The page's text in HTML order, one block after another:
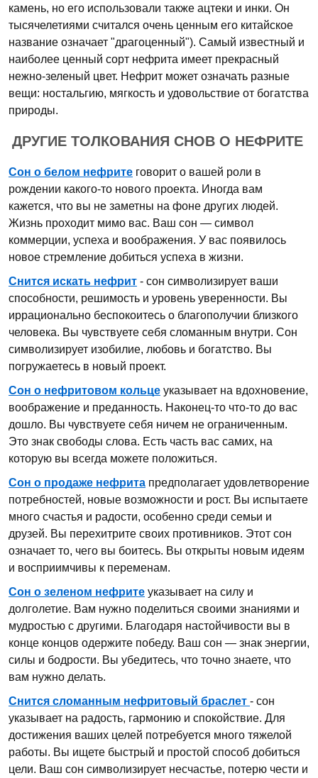
камень, но его использовали также ацтеки и инки. Он
тысячелетиями считался очень ценным его китайское
название означает "драгоценный"). Самый известный и
наиболее ценный сорт нефрита имеет прекрасный
нежно-зеленый цвет. Нефрит может означать разные
вещи: ностальгию, мягкость и удовольствие от богатства
природы.
ДРУГИЕ ТОЛКОВАНИЯ СНОВ О НЕФРИТЕ
Сон о белом нефрите говорит о вашей роли в
рождении какого-то нового проекта. Иногда вам
кажется, что вы не заметны на фоне других людей.
Жизнь проходит мимо вас. Ваш сон — символ
коммерции, успеха и воображения. У вас появилось
новое стремление добиться успеха в жизни.
Снится искать нефрит - сон символизирует ваши
способности, решимость и уровень уверенности. Вы
иррационально беспокоитесь о благополучии близкого
человека. Вы чувствуете себя сломанным внутри. Сон
символизирует изобилие, любовь и богатство. Вы
погружаетесь в новый проект.
Сон о нефритовом кольце указывает на вдохновение,
воображение и преданность. Наконец-то что-то до вас
дошло. Вы чувствуете себя ничем не ограниченным.
Это знак свободы слова. Есть часть вас самих, на
которую вы всегда можете положиться.
Сон о продаже нефрита предполагает удовлетворение
потребностей, новые возможности и рост. Вы испытаете
много счастья и радости, особенно среди семьи и
друзей. Вы перехитрите своих противников. Этот сон
означает то, чего вы боитесь. Вы открыты новым идеям
и восприимчивы к переменам.
Сон о зеленом нефрите указывает на силу и
долголетие. Вам нужно поделиться своими знаниями и
мудростью с другими. Благодаря настойчивости вы в
конце концов одержите победу. Ваш сон — знак энергии,
силы и бодрости. Вы убедитесь, что точно знаете, что
вам нужно делать.
Снится сломанным нефритовый браслет - сон
указывает на радость, гармонию и спокойствие. Для
достижения ваших целей потребуется много тяжелой
работы. Вы ищете быстрый и простой способ добиться
цели. Ваш сон символизирует несчастье, потерю чести и